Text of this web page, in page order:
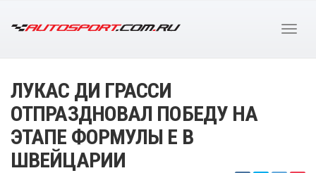
ЛУКАС ДИ ГРАССИ
ОТПРАЗДНОВАЛ ПОБЕДУ НА
ЭТАПЕ ФОРМУЛЫ E В
ШВЕЙЦАРИИ